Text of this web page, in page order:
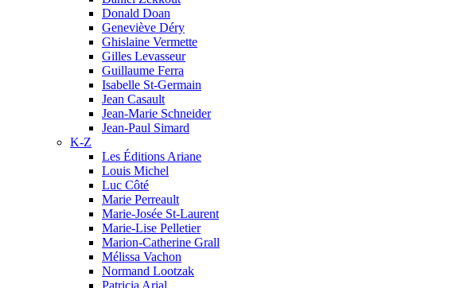
Donald Doan
Geneviève Déry
Ghislaine Vermette
Gilles Levasseur
Guillaume Ferra
Isabelle St-Germain
Jean Casault
Jean-Marie Schneider
Jean-Paul Simard
K-Z
Les Éditions Ariane
Louis Michel
Luc Côté
Marie Perreault
Marie-Josée St-Laurent
Marie-Lise Pelletier
Marion-Catherine Grall
Mélissa Vachon
Normand Lootzak
Patricia Arial